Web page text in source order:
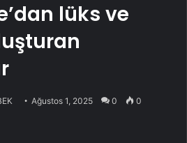
lüks ve
Ağustos 1, 2025 0 0